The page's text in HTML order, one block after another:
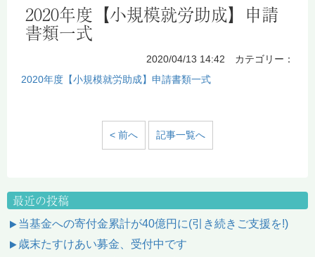
2020年度【小規模就労助成】申請
書類一式
2020/04/13 14:42 カテゴリー：
2020年度【小規模就労助成】申請書類一式
< 前へ 記事一覧へ
最近の投稿
当基金への寄付金累計が40億円に(引き続きご支援を!)
歳末たすけあい募金、受付中です